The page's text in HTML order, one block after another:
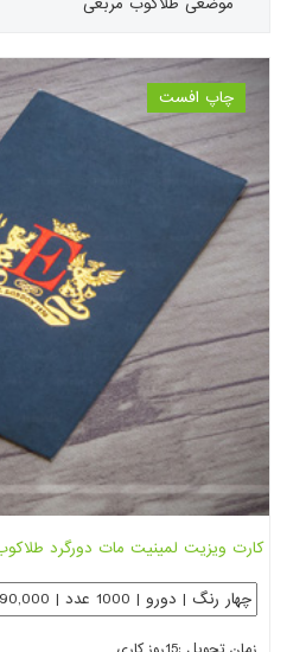
چاپ افست
کارت ویزیت لمینیت مات دورگرد